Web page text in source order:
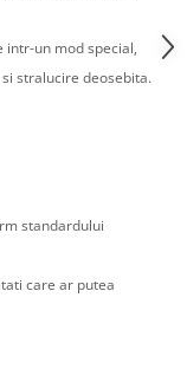
intr-un mod special,
stralucire deosebita.
standardului
care ar putea